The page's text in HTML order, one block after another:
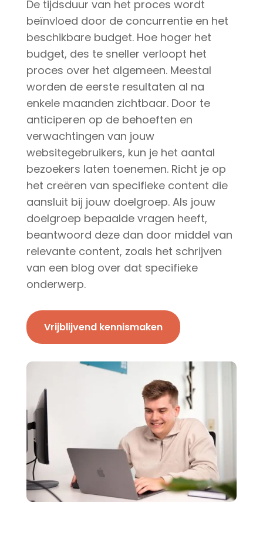
De tijdsduur van het proces wordt
beïnvloed door de concurrentie en het
beschikbare budget. Hoe hoger het
budget, des te sneller verloopt het
proces over het algemeen. Meestal
worden de eerste resultaten al na
enkele maanden zichtbaar. Door te
anticiperen op de behoeften en
verwachtingen van jouw
websitegebruikers, kun je het aantal
bezoekers laten toenemen. Richt je op
het creëren van specifieke content die
aansluit bij jouw doelgroep. Als jouw
doelgroep bepaalde vragen heeft,
beantwoord deze dan door middel van
relevante content, zoals het schrijven
van een blog over dat specifieke
onderwerp.
Vrijblijvend kennismaken